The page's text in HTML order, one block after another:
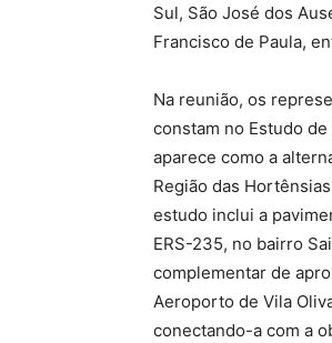
Sul, São José dos
Francisco de Paula,
Na reunião, os
constam no Estudo
aparece como a
Região das
estudo inclui a
ERS-235, no bairro
complementar de
Aeroporto de Vila
conectando-a com a